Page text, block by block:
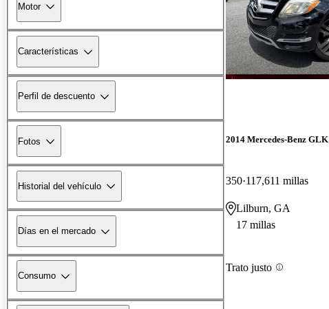
Motor
Características
Perfil de descuento
Fotos
Historial del vehículo
Días en el mercado
Consumo
2014 Mercedes-Benz GLK
350 117,611 millas
Lilburn, GA
17 millas
Trato justo